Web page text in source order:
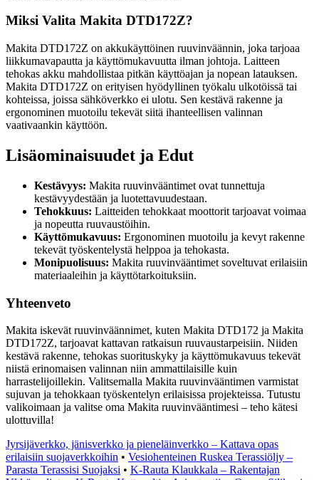
Miksi Valita Makita DTD172Z?
Makita DTD172Z on akkukäyttöinen ruuvinväännin, joka tarjoaa
liikkumavapautta ja käyttömukavuutta ilman johtoja. Laitteen
tehokas akku mahdollistaa pitkän käyttöajan ja nopean latauksen.
Makita DTD172Z on erityisen hyödyllinen työkalu ulkotöissä tai
kohteissa, joissa sähköverkko ei ulotu. Sen kestävä rakenne ja
ergonominen muotoilu tekevät siitä ihanteellisen valinnan
vaativaankin käyttöön.
Lisäominaisuudet ja Edut
Kestävyys: Makita ruuvinvääntimet ovat tunnettuja
kestävyydestään ja luotettavuudestaan.
Tehokkuus: Laitteiden tehokkaat moottorit tarjoavat voimaa
ja nopeutta ruuvaustöihin.
Käyttömukavuus: Ergonominen muotoilu ja kevyt rakenne
tekevät työskentelystä helppoa ja tehokasta.
Monipuolisuus: Makita ruuvinvääntimet soveltuvat erilaisiin
materiaaleihin ja käyttötarkoituksiin.
Yhteenveto
Makita iskevät ruuvinväännimet, kuten Makita DTD172 ja Makita
DTD172Z, tarjoavat kattavan ratkaisun ruuvaustarpeisiin. Niiden
kestävä rakenne, tehokas suorituskyky ja käyttömukavuus tekevät
niistä erinomaisen valinnan niin ammattilaisille kuin
harrastelijoillekin. Valitsemalla Makita ruuvinvääntimen varmistat
sujuvan ja tehokkaan työskentelyn erilaisissa projekteissa. Tutustu
valikoimaan ja valitse oma Makita ruuvinvääntimesi – teho kätesi
ulottuvilla!
Jyrsijäverkko, jänisverkko ja pieneläinverkko – Kattava opas
erilaisiin suojaverkkoihin • Vesiohenteinen Ruskea Terassiöljy –
Parasta Terassisi Suojaksi • K-Rauta Klaukkala – Rakentajan